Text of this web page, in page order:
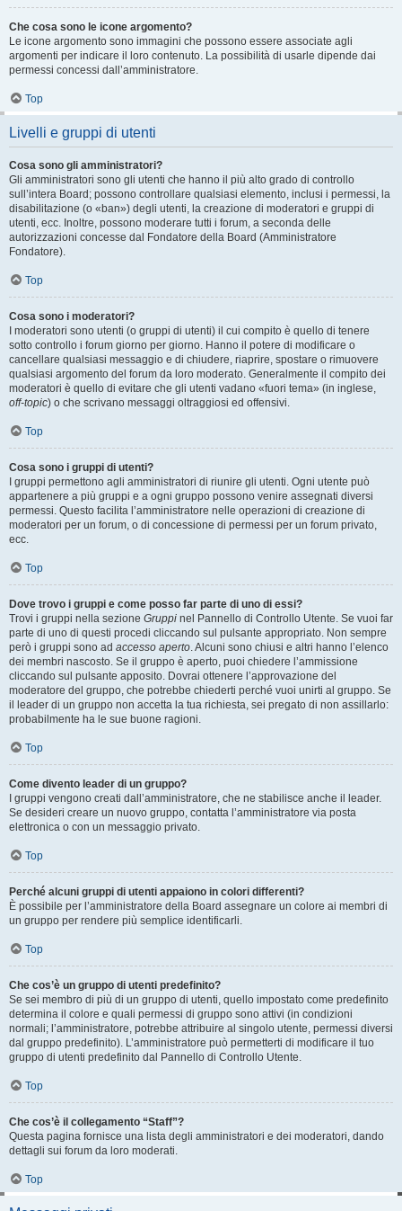
Che cosa sono le icone argomento?
Le icone argomento sono immagini che possono essere associate agli
argomenti per indicare il loro contenuto. La possibilità di usarle dipende dai
permessi concessi dall’amministratore.
Top
Livelli e gruppi di utenti
Cosa sono gli amministratori?
Gli amministratori sono gli utenti che hanno il più alto grado di controllo
sull’intera Board; possono controllare qualsiasi elemento, inclusi i permessi, la
disabilitazione (o «ban») degli utenti, la creazione di moderatori e gruppi di
utenti, ecc. Inoltre, possono moderare tutti i forum, a seconda delle
autorizzazioni concesse dal Fondatore della Board (Amministratore
Fondatore).
Top
Cosa sono i moderatori?
I moderatori sono utenti (o gruppi di utenti) il cui compito è quello di tenere
sotto controllo i forum giorno per giorno. Hanno il potere di modificare o
cancellare qualsiasi messaggio e di chiudere, riaprire, spostare o rimuovere
qualsiasi argomento del forum da loro moderato. Generalmente il compito dei
moderatori è quello di evitare che gli utenti vadano «fuori tema» (in inglese,
off-topic) o che scrivano messaggi oltraggiosi ed offensivi.
Top
Cosa sono i gruppi di utenti?
I gruppi permettono agli amministratori di riunire gli utenti. Ogni utente può
appartenere a più gruppi e a ogni gruppo possono venire assegnati diversi
permessi. Questo facilita l’amministratore nelle operazioni di creazione di
moderatori per un forum, o di concessione di permessi per un forum privato,
ecc.
Top
Dove trovo i gruppi e come posso far parte di uno di essi?
Trovi i gruppi nella sezione Gruppi nel Pannello di Controllo Utente. Se vuoi far
parte di uno di questi procedi cliccando sul pulsante appropriato. Non sempre
però i gruppi sono ad accesso aperto . Alcuni sono chiusi e altri hanno l’elenco
dei membri nascosto. Se il gruppo è aperto, puoi chiedere l’ammissione
cliccando sul pulsante apposito. Dovrai ottenere l’approvazione del
moderatore del gruppo, che potrebbe chiederti perché vuoi unirti al gruppo. Se
il leader di un gruppo non accetta la tua richiesta, sei pregato di non assillarlo:
probabilmente ha le sue buone ragioni.
Top
Come divento leader di un gruppo?
I gruppi vengono creati dall’amministratore, che ne stabilisce anche il leader.
Se desideri creare un nuovo gruppo, contatta l’amministratore via posta
elettronica o con un messaggio privato.
Top
Perché alcuni gruppi di utenti appaiono in colori differenti?
È possibile per l’amministratore della Board assegnare un colore ai membri di
un gruppo per rendere più semplice identificarli.
Top
Che cos’è un gruppo di utenti predefinito?
Se sei membro di più di un gruppo di utenti, quello impostato come predefinito
determina il colore e quali permessi di gruppo sono attivi (in condizioni
normali; l’amministratore, potrebbe attribuire al singolo utente, permessi diversi
dal gruppo predefinito). L’amministratore può permetterti di modificare il tuo
gruppo di utenti predefinito dal Pannello di Controllo Utente.
Top
Che cos’è il collegamento “Staff”?
Questa pagina fornisce una lista degli amministratori e dei moderatori, dando
dettagli sui forum da loro moderati.
Top